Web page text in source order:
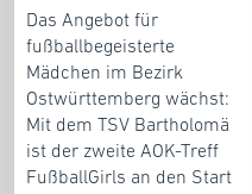
Das Angebot für
fußballbegeisterte
Mädchen im Bezirk
Ostwürttemberg wächst:
Mit dem TSV Bartholomä
ist der zweite AOK-Treff
FußballGirls an den Start